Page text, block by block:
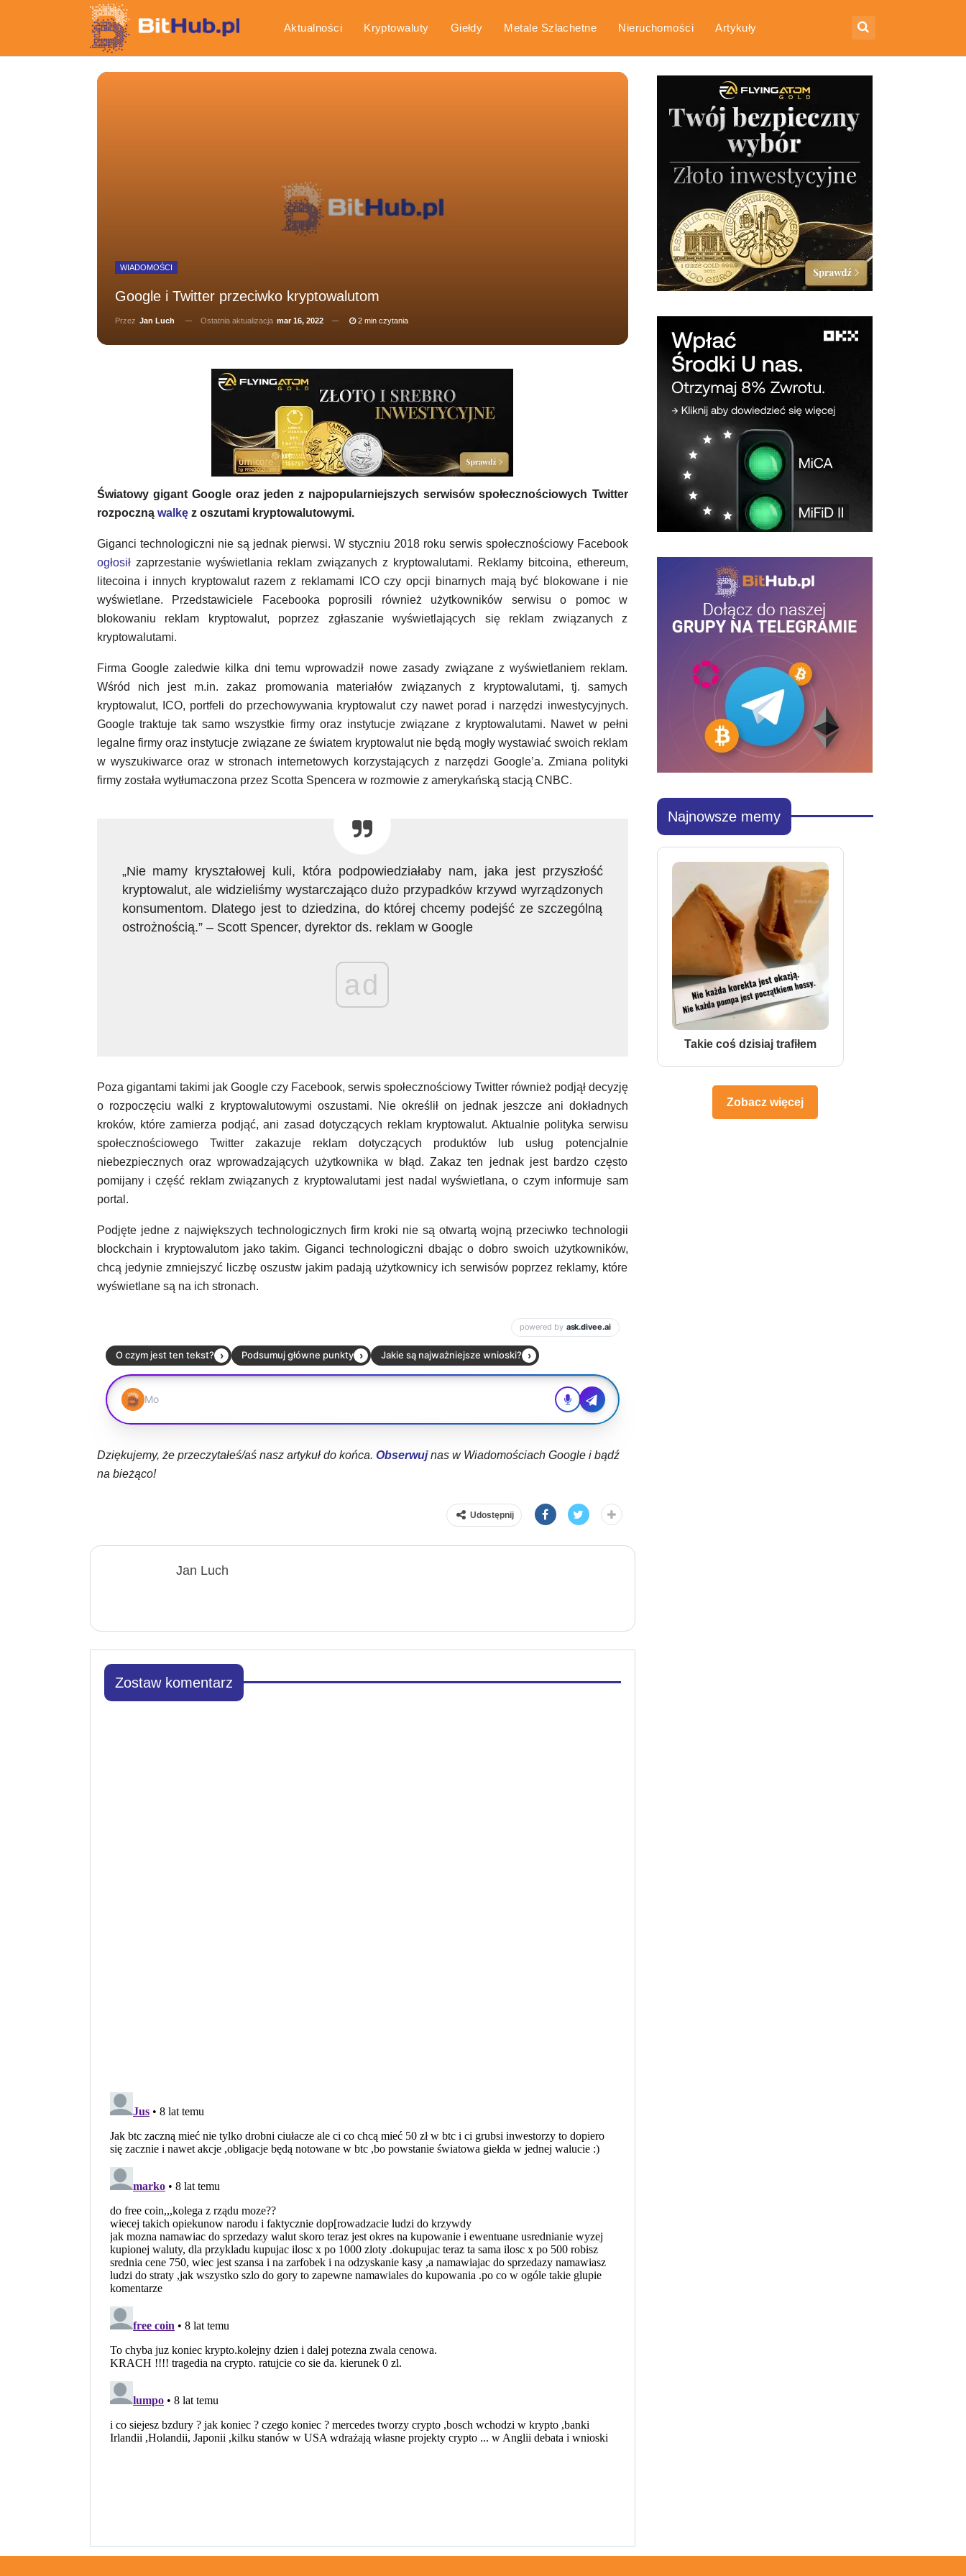
Aktualności Kryptowaluty Giełdy Metale Szlachetne Nieruchomości Artykuły
WIADOMOŚCI
Google i Twitter przeciwko kryptowalutom
Przez Jan Luch Ostatnia aktualizacja mar 16, 2022 2 min czytania
Światowy gigant Google oraz jeden z najpopularniejszych serwisów społecznościowych Twitter
rozpoczną walkęz oszutami kryptowalutowymi.
Giganci technologiczni nie są jednak pierwsi. W styczniu 2018 roku serwis społecznościowy Facebook
ogłosiłzaprzestanie wyświetlania reklam związanych z kryptowalutami. Reklamy bitcoina, ethereum,
litecoina i innych kryptowalut razem z reklamami ICO czy opcji binarnych mają być blokowane i nie
wyświetlane. Przedstawiciele Facebooka poprosili również użytkowników serwisu o pomoc w
blokowaniu reklam kryptowalut, poprzez zgłaszanie wyświetlających się reklam związanych z
kryptowalutami.
Firma Google zaledwie kilka dni temu wprowadził nowe zasady związane z wyświetlaniem reklam.
Wśród nich jest m.in. zakaz promowania materiałów związanych z kryptowalutami, tj. samych
kryptowalut, ICO, portfeli do przechowywania kryptowalut czy nawet porad i narzędzi inwestycyjnych.
Google traktuje tak samo wszystkie firmy oraz instytucje związane z kryptowalutami. Nawet w pełni
legalne firmy oraz instytucje związane ze światem kryptowalut nie będą mogły wystawiać swoich reklam
w wyszukiwarce oraz w stronach internetowych korzystających z narzędzi Google’a. Zmiana polityki
firmy została wytłumaczona przez Scotta Spencera w rozmowie z amerykańską stacją CNBC.
„Nie mamy kryształowej kuli, która podpowiedziałaby nam, jaka jest przyszłość
kryptowalut, ale widzieliśmy wystarczająco dużo przypadków krzywd wyrządzonych
konsumentom. Dlatego jest to dziedzina, do której chcemy podejść ze szczególną
ostrożnością.” – Scott Spencer, dyrektor ds. reklam w Google
ad
Poza gigantami takimi jak Google czy Facebook, serwis społecznościowy Twitter również podjął decyzję
o rozpoczęciu walki z kryptowalutowymi oszustami. Nie określił on jednak jeszcze ani dokładnych
kroków, które zamierza podjąć, ani zasad dotyczących reklam kryptowalut. Aktualnie polityka serwisu
społecznościowego Twitter zakazuje reklam dotyczących produktów lub usług potencjalnie
niebezpiecznych oraz wprowadzających użytkownika w błąd. Zakaz ten jednak jest bardzo często
pomijany i część reklam związanych z kryptowalutami jest nadal wyświetlana, o czym informuje sam
portal.
Podjęte jedne z największych technologicznych firm kroki nie są otwartą wojną przeciwko technologii
blockchain i kryptowalutom jako takim. Giganci technologiczni dbając o dobro swoich użytkowników,
chcą jedynie zmniejszyć liczbę oszustw jakim padają użytkownicy ich serwisów poprzez reklamy, które
wyświetlane są na ich stronach.
Dziękujemy, że przeczytałeś/aś nasz artykuł do końca. Obserwujnas w Wiadomościach Google i bądź
na bieżąco!
Udostępnij
Jan Luch
Zostaw komentarz
Najnowsze memy
Takie coś dzisiaj trafiłem
Zobacz więcej